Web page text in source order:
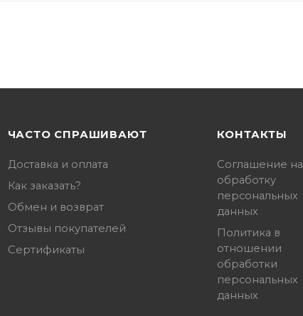
ЧАСТО СПРАШИВАЮТ
Доставка и оплата
Как заказать?
Обмен и возврат
Отзывы покупателей
Сертификаты
КОНТАКТЫ
Соглашение на
обработку
персональных
данных
Политика в
отношении
обработки
персональных
данных